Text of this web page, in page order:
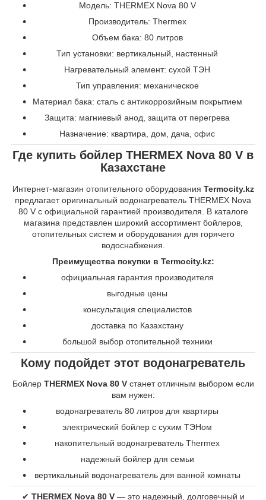
Модель: THERMEX Nova 80 V
Производитель: Thermex
Объем бака: 80 литров
Тип установки: вертикальный, настенный
Нагревательный элемент: сухой ТЭН
Тип управления: механическое
Материал бака: сталь с антикоррозийным покрытием
Защита: магниевый анод, защита от перегрева
Назначение: квартира, дом, дача, офис
Где купить бойлер THERMEX Nova 80 V в
Казахстане
Интернет-магазин отопительного оборудования Termocity.kz
предлагает оригинальный водонагреватель THERMEX Nova
80 V с официальной гарантией производителя. В каталоге
магазина представлен широкий ассортимент бойлеров,
отопительных систем и оборудования для горячего
водоснабжения.
Преимущества покупки в Termocity.kz:
официальная гарантия производителя
выгодные цены
консультация специалистов
доставка по Казахстану
большой выбор отопительной техники
Кому подойдет этот водонагреватель
Бойлер THERMEX Nova 80 Vстанет отличным выбором если
вам нужен:
водонагреватель 80 литров для квартиры
электрический бойлер с сухим ТЭНом
накопительный водонагреватель Thermex
надежный бойлер для семьи
вертикальный водонагреватель для ванной комнаты
✔ THERMEX Nova 80 V— это надежный, долговечный и